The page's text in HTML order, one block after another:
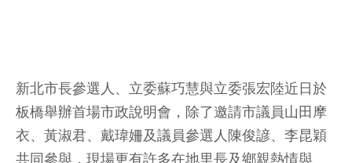
新北市長參選人、立委蘇巧慧與立委張宏陸近日於
板橋舉辦首場市政說明會，除了邀請市議員山田摩
衣、黃淑君、戴瑋姍及議員參選人陳俊諺、李昆穎
共同參與，現場更有許多在地里長及鄉親熱情與